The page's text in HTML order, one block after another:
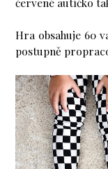
Hra obsahuje 60
postupně